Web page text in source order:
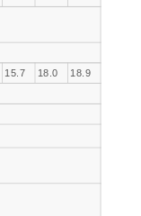
15.7 18.0 18.9